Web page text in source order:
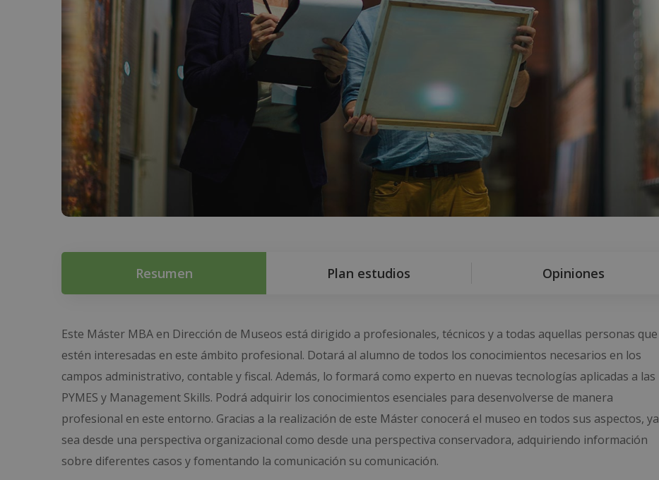
Resumen Plan estudios Opiniones
Este Máster MBA en Dirección de Museos está dirigido a profesionales, técnicos y a todas aquellas personas que
estén interesadas en este ámbito profesional. Dotará al alumno de todos los conocimientos necesarios en los
campos administrativo, contable y fiscal. Además, lo formará como experto en nuevas tecnologías aplicadas a las
PYMES y Management Skills. Podrá adquirir los conocimientos esenciales para desenvolverse de manera
profesional en este entorno. Gracias a la realización de este Máster conocerá el museo en todos sus aspectos, ya
sea desde una perspectiva organizacional como desde una perspectiva conservadora, adquiriendo información
sobre diferentes casos y fomentando la comunicación su comunicación.